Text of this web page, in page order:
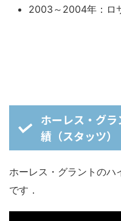
2003～2004年：ロ
ホーレス・グ
績（スタッツ）
ホーレス・グラントのハ
です．